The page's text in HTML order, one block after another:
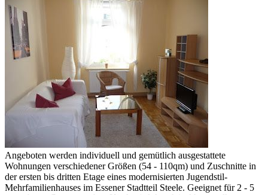
Angeboten werden individuell und gemütlich ausgestattete
Wohnungen verschiedener Größen (54 - 110qm) und Zuschnitte in
der ersten bis dritten Etage eines modernisierten Jugendstil-
Mehrfamilienhauses im Essener Stadtteil Steele. Geeignet für 2 - 5